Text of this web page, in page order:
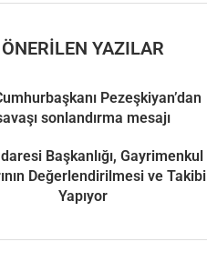
ÖNERILEN YAZILAR
Pezeşkiyan’dan
sonlandırma mesajı
Başkanlığı, Gayrimenkul
Değerlendirilmesi ve Takibi
Yapıyor